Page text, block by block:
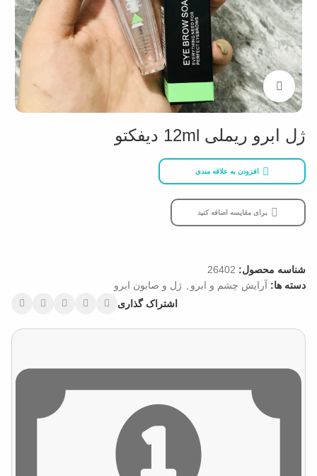
بزرگنمایی تصویر
ژل ابرو ریملی 12ml دیفکتو
افزودن به علاقه مندی
برای مقایسه اضافه کنید
شناسه محصول: 26402
دسته ها: آرایش چشم و ابرو
ژل و صابون ابرو
اشتراک گذاری